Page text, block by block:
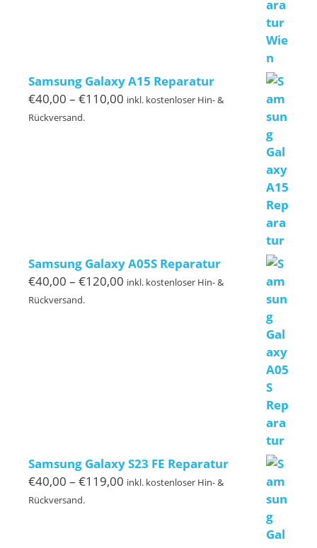
Samsung Galaxy A15 Reparatur
€40,00 – €110,00 Preisspanne:
inkl. kostenloser Hin- &
Rückversand.
Samsung Galaxy A05S Reparatur
€40,00 – €120,00 Preisspanne:
inkl. kostenloser Hin- &
Rückversand.
Samsung Galaxy S23 FE Reparatur
€40,00 – €119,00 Preisspanne:
inkl. kostenloser Hin- &
Rückversand.